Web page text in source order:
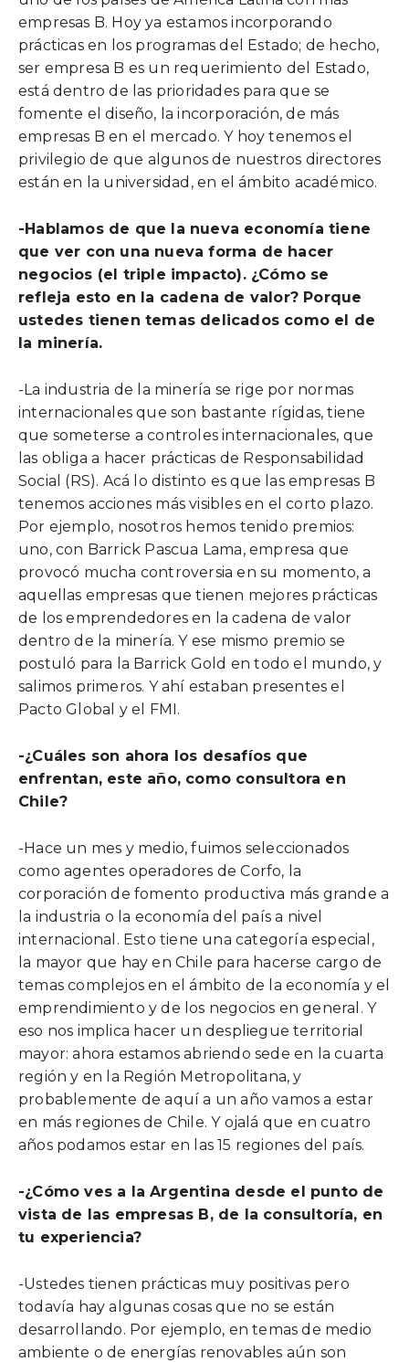
empresas B. Hoy ya estamos incorporando
prácticas en los programas del Estado; de hecho,
ser empresa B es un requerimiento del Estado,
está dentro de las prioridades para que se
fomente el diseño, la incorporación, de más
empresas B en el mercado. Y hoy tenemos el
privilegio de que algunos de nuestros directores
están en la universidad, en el ámbito académico.
-Hablamos de que la nueva economía tiene
que ver con una nueva forma de hacer
negocios (el triple impacto). ¿Cómo se
refleja esto en la cadena de valor? Porque
ustedes tienen temas delicados como el de
la minería.
-La industria de la minería se rige por normas
internacionales que son bastante rígidas, tiene
que someterse a controles internacionales, que
las obliga a hacer prácticas de Responsabilidad
Social (RS). Acá lo distinto es que las empresas B
tenemos acciones más visibles en el corto plazo.
Por ejemplo, nosotros hemos tenido premios:
uno, con Barrick Pascua Lama, empresa que
provocó mucha controversia en su momento, a
aquellas empresas que tienen mejores prácticas
de los emprendedores en la cadena de valor
dentro de la minería. Y ese mismo premio se
postuló para la Barrick Gold en todo el mundo, y
salimos primeros. Y ahí estaban presentes el
Pacto Global y el FMI.
-¿Cuáles son ahora los desafíos que
enfrentan, este año, como consultora en
Chile?
-Hace un mes y medio, fuimos seleccionados
como agentes operadores de Corfo, la
corporación de fomento productiva más grande a
la industria o la economía del país a nivel
internacional. Esto tiene una categoría especial,
la mayor que hay en Chile para hacerse cargo de
temas complejos en el ámbito de la economía y el
emprendimiento y de los negocios en general. Y
eso nos implica hacer un despliegue territorial
mayor: ahora estamos abriendo sede en la cuarta
región y en la Región Metropolitana, y
probablemente de aquí a un año vamos a estar
en más regiones de Chile. Y ojalá que en cuatro
años podamos estar en las 15 regiones del país.
-¿Cómo ves a la Argentina desde el punto de
vista de las empresas B, de la consultoría, en
tu experiencia?
-Ustedes tienen prácticas muy positivas pero
todavía hay algunas cosas que no se están
desarrollando. Por ejemplo, en temas de medio
ambiente o de energías renovables aún son